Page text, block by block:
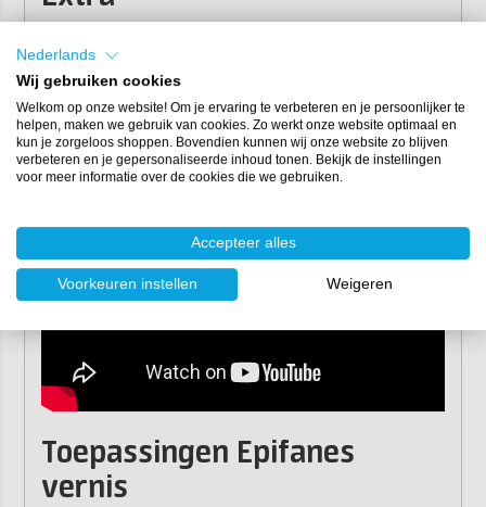
Zeer hoge UV-bestendigheid.
Uitstekende kras-, slag-, stoot- en slijtvastheid.
Sneldrogend.
Goede hechting op teak en overige houtsoorten.
Toepassingen Epifanes
vernis
Nederlands
Wij gebruiken cookies
Welkom op onze website! Om je ervaring te verbeteren en je persoonlijker te
helpen, maken we gebruik van cookies. Zo werkt onze website optimaal en
kun je zorgeloos shoppen. Bovendien kunnen wij onze website zo blijven
verbeteren en je gepersonaliseerde inhoud tonen. Bekijk de instellingen
voor meer informatie over de cookies die we gebruiken.
Accepteer alles
Voorkeuren instellen Weigeren